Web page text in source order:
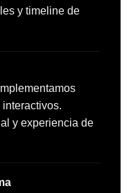
y timeline de
y experiencia de